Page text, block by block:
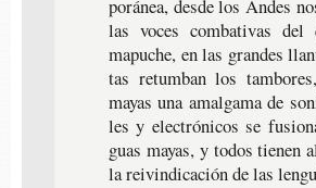
po­rá­nea, desde los Andes
las voces com­ba­ti­vas del
mapu­che, en las gran­des
tas retum­ban los
mayas una amal­ga­ma de
les y elec­tró­ni­cos se
guas mayas, y todos tie­nen
la reivin­di­ca­ción de las